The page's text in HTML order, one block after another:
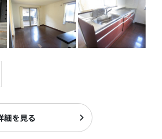
細を見る